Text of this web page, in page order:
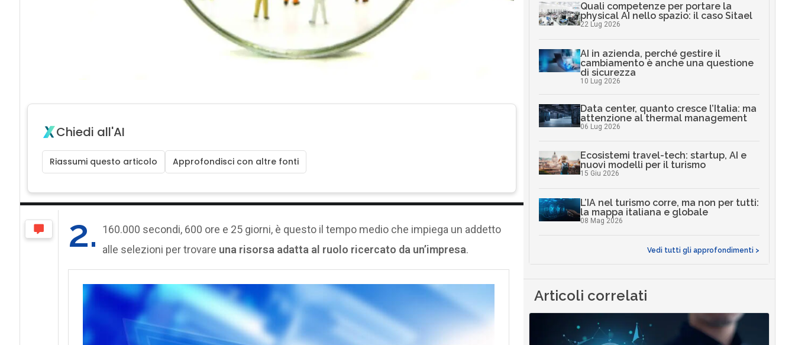
Chiedi all'AI
Riassumi questo articolo Approfondisci con altre fonti
2.
160.000 secondi, 600 ore e 25 giorni, è questo il tempo medio che impiega un addetto
alle selezioni per trovare una risorsa adatta al ruolo ricercato da un’impresa.
Quali competenze per portare la
physical AI nello spazio: il caso Sitael
22 Lug 2026
AI in azienda, perché gestire il
cambiamento è anche una questione
di sicurezza
10 Lug 2026
Data center, quanto cresce l’Italia: ma
attenzione al thermal management
06 Lug 2026
Ecosistemi travel-tech: startup, AI e
nuovi modelli per il turismo
15 Giu 2026
L’IA nel turismo corre, ma non per tutti:
la mappa italiana e globale
08 Mag 2026
Vedi tutti gli approfondimenti >
Articoli correlati